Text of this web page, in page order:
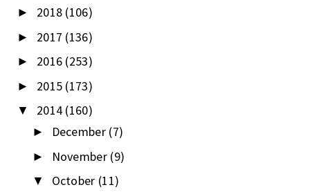
► 2018 (106)
► 2017 (136)
► 2016 (253)
► 2015 (173)
▼ 2014 (160)
► December (7)
► November (9)
▼ October (11)